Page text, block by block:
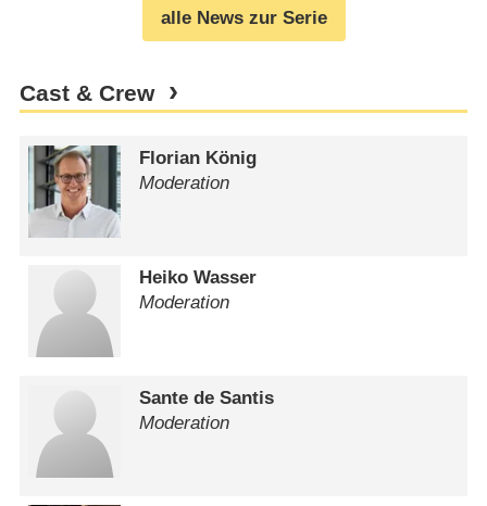
alle News zur Serie
Cast & Crew
Florian König
Moderation
Heiko Wasser
Moderation
Sante de Santis
Moderation